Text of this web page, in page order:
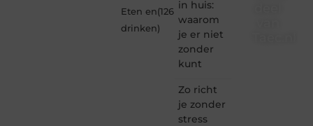
Eten en
drinken
(126
)
in huis:
waarom
je er niet
zonder
kunt
Zo richt
je zonder
stress